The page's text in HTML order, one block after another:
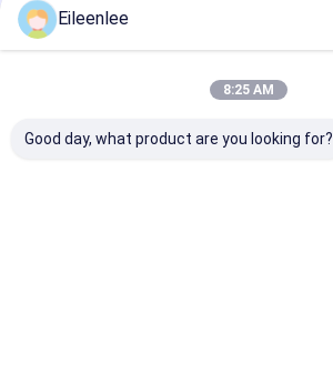
ओवन कन्वेयर बेल्ट
Eileenlee
8:25 AM
Good day, what product are you looking for?